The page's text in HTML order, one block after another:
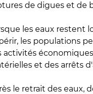
de digues et de
les eaux restent
les populations
activités
et des arrêts
le retrait des eaux,